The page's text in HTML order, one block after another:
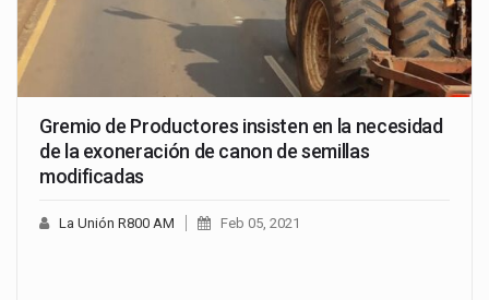
Gremio de Productores insisten en la necesidad
de la exoneración de canon de semillas
modificadas
La Unión R800 AM Feb 05, 2021